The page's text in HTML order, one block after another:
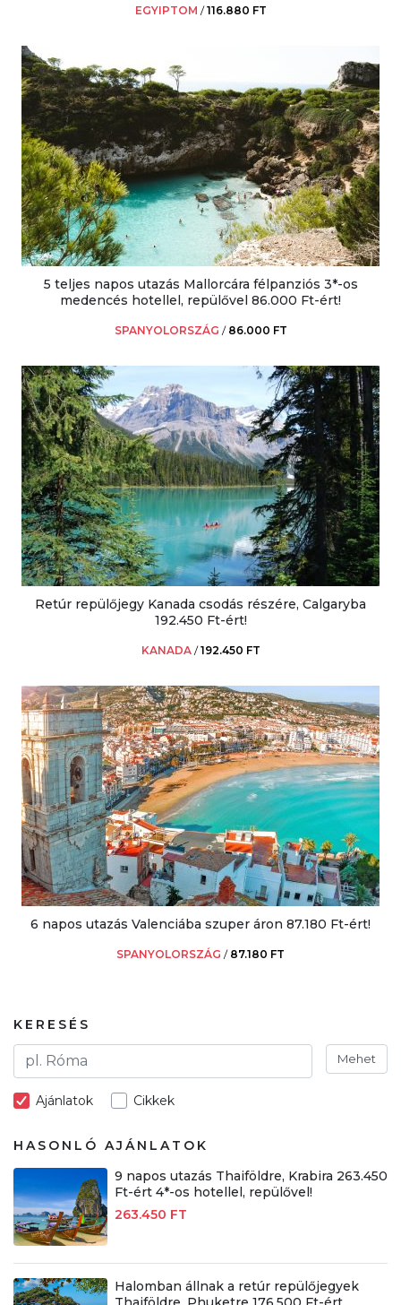
EGYIPTOM /116.880 FT
5 teljes napos utazás Mallorcára félpanziós 3*-os
medencés hotellel, repülővel 86.000 Ft-ért!
SPANYOLORSZÁG / 86.000 FT
Retúr repülőjegy Kanada csodás részére, Calgaryba
192.450 Ft-ért!
KANADA /192.450 FT
6 napos utazás Valenciába szuper áron 87.180 Ft-ért!
SPANYOLORSZÁG / 87.180 FT
KERESÉS
Mehet
Ajánlatok Cikkek
HASONLÓ AJÁNLATOK
9 napos utazás Thaiföldre, Krabira 263.450
Ft-ért 4*-os hotellel, repülővel!
263.450 FT
Halomban állnak a retúr repülőjegyek